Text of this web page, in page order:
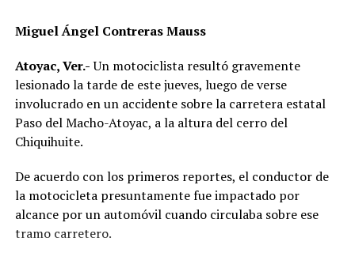
riesgo reales.
RELATED TOPICS:
Lo asesinan a tiros en Cuitláhuac
ANTES
Motociclista resulta lesionado tras choque en Calzada
Tlacotengo
Miguel Ángel Contreras Mauss
Atoyac, Ver.-Un motociclista resultó gravemente
lesionado la tarde de este jueves, luego de verse
involucrado en un accidente sobre la carretera estatal
Paso del Macho-Atoyac, a la altura del cerro del
Chiquihuite.
De acuerdo con los primeros reportes, el conductor de
la motocicleta presuntamente fue impactado por
alcance por un automóvil cuando circulaba sobre ese
tramo carretero.